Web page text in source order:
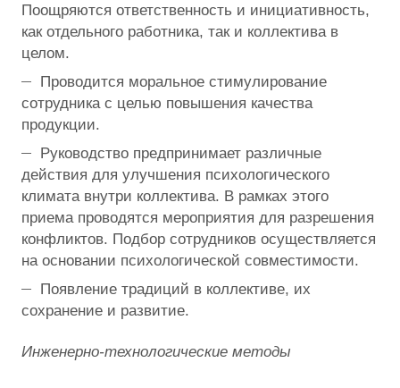
Поощряются ответственность и инициативность,
как отдельного работника, так и коллектива в
целом.
Проводится моральное стимулирование
сотрудника с целью повышения качества
продукции.
Руководство предпринимает различные
действия для улучшения психологического
климата внутри коллектива. В рамках этого
приема проводятся мероприятия для разрешения
конфликтов. Подбор сотрудников осуществляется
на основании психологической совместимости.
Появление традиций в коллективе, их
сохранение и развитие.
Инженерно-технологические методы